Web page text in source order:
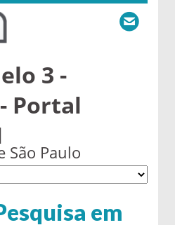
3 -
Portal
São Paulo
em